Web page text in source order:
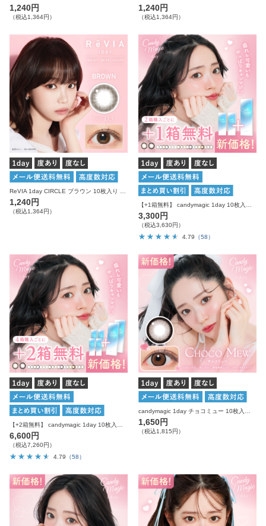
1,240円
（税込1,364円）
1,240円
（税込1,364円）
1,240円
（税込1,364円） 3,300円
（税込3,630円）
4.79
（58）
6,600円
（税込7,260円）
4.79 （58）
1,650円
（税込1,815円）